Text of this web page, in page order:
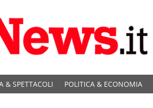
& SPETTACOLI POLITICA & ECONOMIA